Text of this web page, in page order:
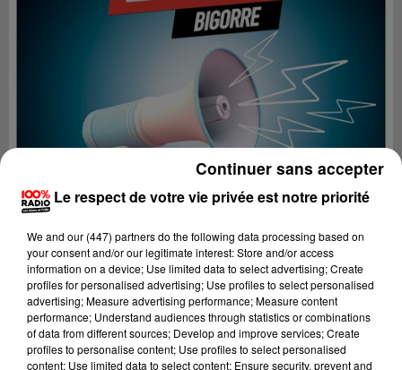
Le respect de votre vie privée est notre priorité
We and our (447) partnersdo the following data processing based on
your consent and/or our legitimate interest: Store and/or access
information on a device; Use limited data to select advertising; Create
profiles for personalised advertising; Use profiles to select personalised
advertising; Measure advertising performance; Measure content
performance; Understand audiences through statistics or combinations
of data from different sources; Develop and improve services; Create
profiles to personalise content; Use profiles to select personalised
content; Use limited data to select content; Ensure security, prevent and
Continuer sans accepter